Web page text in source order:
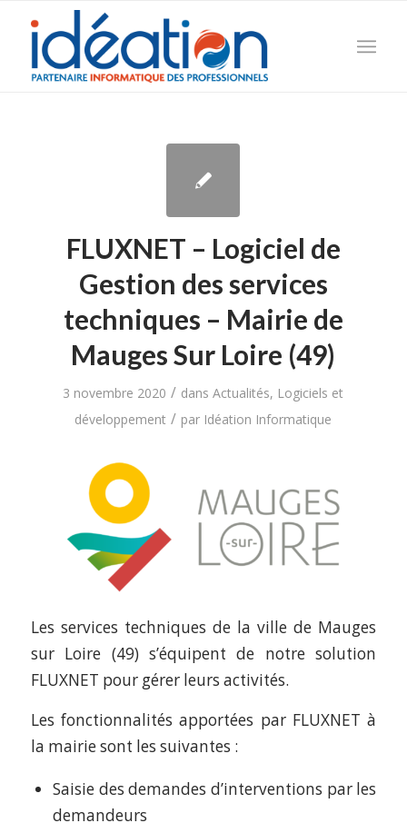
FLUXNET – Logiciel de
Gestion des services
techniques – Mairie de
Mauges Sur Loire (49)
3 novembre 2020 / dansActualités, Logiciels et
développement / par Idéation Informatique
Les services techniques de la ville de Mauges
sur Loire (49) s’équipent de notre solution
FLUXNET pour gérer leurs activités.
Les fonctionnalités apportées par FLUXNET à
la mairie sont les suivantes :
Saisie des demandes d’interventions par les
demandeurs